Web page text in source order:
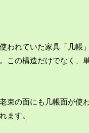
われていた家具「几
この構造だけでなく
束の面にも几帳面が
ます。